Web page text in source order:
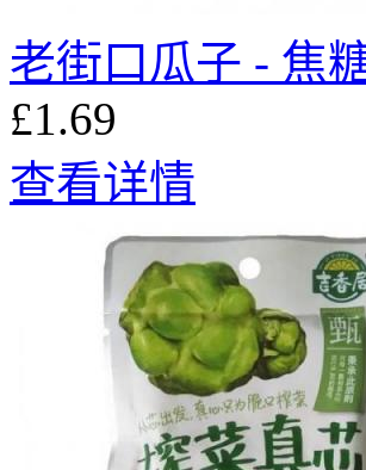
老街口瓜子 - 焦
£1.69
查看详情